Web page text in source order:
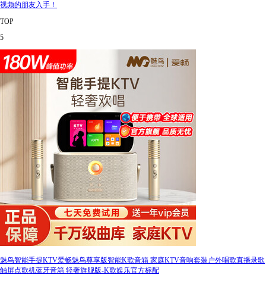
视频的朋友入手！
TOP
5
魅鸟智能手提KTV爱畅魅鸟尊享版智能K歌音箱 家庭KTV音响套装户外唱歌直播录歌
触屏点歌机蓝牙音箱 轻奢旗舰版-K歌娱乐官方标配